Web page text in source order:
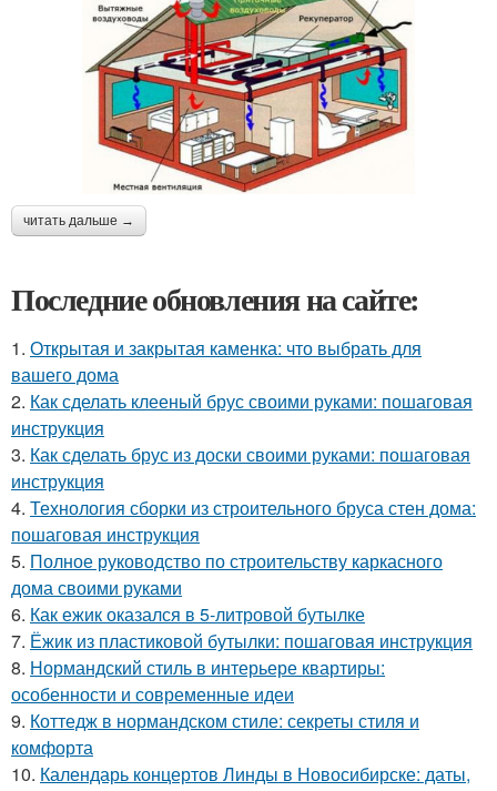
читать дальше →
Последние обновления на сайте:
1. Открытая и закрытая каменка: что выбрать для
вашего дома
2. Как сделать клееный брус своими руками: пошаговая
инструкция
3. Как сделать брус из доски своими руками: пошаговая
инструкция
4. Технология сборки из строительного бруса стен дома:
пошаговая инструкция
5. Полное руководство по строительству каркасного
дома своими руками
6. Как ежик оказался в 5-литровой бутылке
7. Ёжик из пластиковой бутылки: пошаговая инструкция
8. Нормандский стиль в интерьере квартиры:
особенности и современные идеи
9. Коттедж в нормандском стиле: секреты стиля и
комфорта
10. Календарь концертов Линды в Новосибирске: даты,